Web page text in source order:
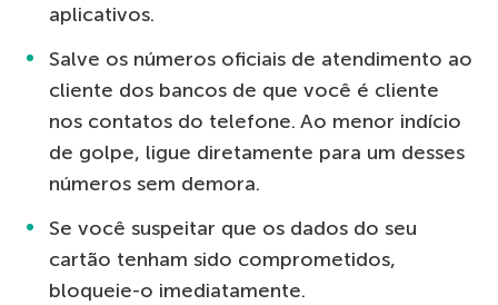
aplicativos.
Salve os números oficiais de atendimento ao
cliente dos bancos de que você é cliente
nos contatos do telefone. Ao menor indício
de golpe, ligue diretamente para um desses
números sem demora.
Se você suspeitar que os dados do seu
cartão tenham sido comprometidos,
bloqueie-o imediatamente.